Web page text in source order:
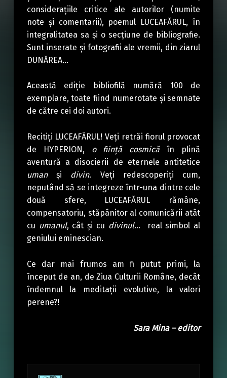
considerațiile critice ale autorilor (numite
note și comentarii), poemul LUCEAFĂRUL, în
integralitatea sa și o secțiune de bibliografie.
Sunt inserate și fotografii ale vremii, din ziarul
DUNĂREA…
Această ediție bibliofilă numără 100 de
exemplare, toate fiind numerotate și semnate
de către cei doi autori.
Recitiți LUCEAFĂRUL! Veți retrăi fiorul provocat
de HYPERION, o ființă cosmicăîn plină
aventură a disocierii de eternele antitetice
umanși divin. Veți redescoperiți cum,
neputând să se integreze într-una dintre cele
două sfere, LUCEAFĂRUL rămâne,
compensatoriu, stăpânitor al comunicării atât
cu umanul, cât și cu divinul… real simbol al
geniului eminescian.
Ce dar mai frumos am fi putut primi, la
început de an, de Ziua Culturii Române, decât
îndemnul la meditații evolutive, la valori
perene?!
Sara Mina – editor